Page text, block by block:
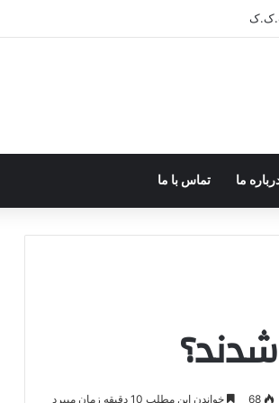
ما تماس با ما
68 خواندن این مطلب 10 دقیقه زمان میبرد